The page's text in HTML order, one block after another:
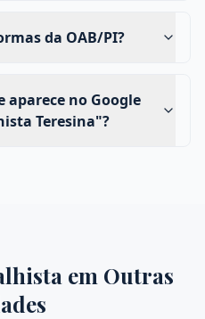
da OAB/PI?
aparece no Google
Teresina"?
em Outras